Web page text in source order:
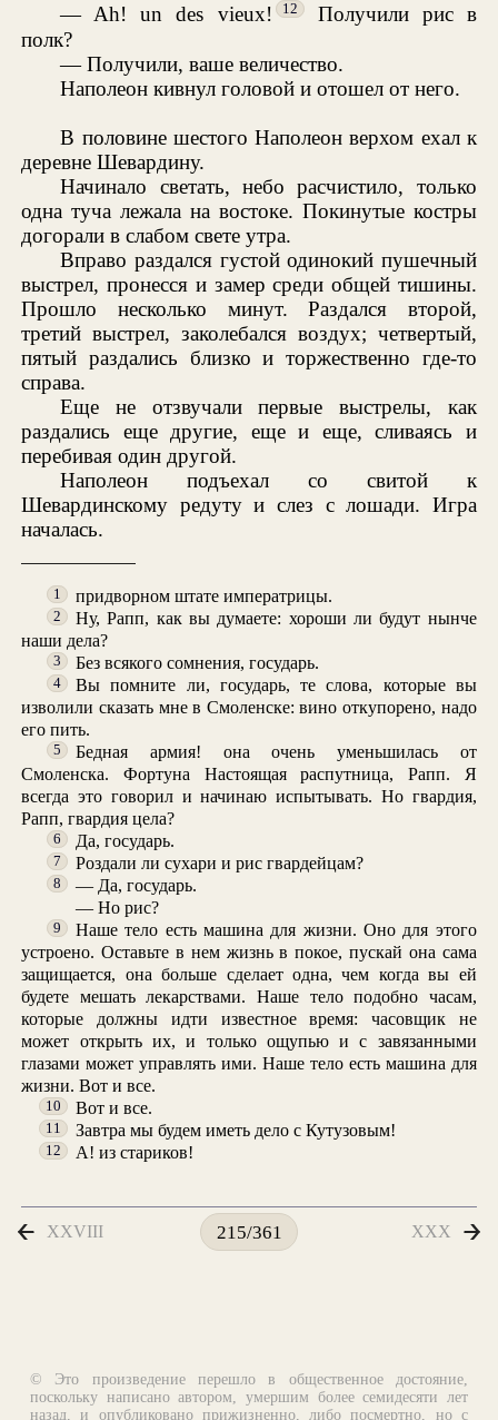
— Ah! un des vieux!
12 Получили рис в
полк?
— Получили, ваше величество.
Наполеон кивнул головой и отошел от него.
В половине шестого Наполеон верхом ехал к
деревне Шевардину.
Начинало светать, небо расчистило, только
одна туча лежала на востоке. Покинутые костры
догорали в слабом свете утра.
Вправо раздался густой одинокий пушечный
выстрел, пронесся и замер среди общей тишины.
Прошло несколько минут. Раздался второй,
третий выстрел, заколебался воздух; четвертый,
пятый раздались близко и торжественно где-то
справа.
Еще не отзвучали первые выстрелы, как
раздались еще другие, еще и еще, сливаясь и
перебивая один другой.
Наполеон подъехал со свитой к
Шевардинскому редуту и слез с лошади. Игра
началась.
1 придворном штате императрицы.
2
Ну, Рапп, как вы думаете: хороши ли будут нынче
наши дела?
3 Без всякого сомнения, государь.
4
Вы помните ли, государь, те слова, которые вы
изволили сказать мне в Смоленске: вино откупорено, надо
его пить.
5
Бедная армия! она очень уменьшилась от
Смоленска. Фортуна Настоящая распутница, Рапп. Я
всегда это говорил и начинаю испытывать. Но гвардия,
Рапп, гвардия цела?
6 Да, государь.
7 Роздали ли сухари и рис гвардейцам?
8
— Да, государь.
— Но рис?
9
Наше тело есть машина для жизни. Оно для этого
устроено. Оставьте в нем жизнь в покое, пускай она сама
защищается, она больше сделает одна, чем когда вы ей
будете мешать лекарствами. Наше тело подобно часам,
которые должны идти известное время: часовщик не
может открыть их, и только ощупью и с завязанными
глазами может управлять ими. Наше тело есть машина для
жизни. Вот и все.
10 Вот и все.
11 Завтра мы будем иметь дело с Кутузовым!
12 А! из стариков!
XXVIII 215/361 XXX
© Это произведение перешло в общественное достояние,
поскольку написано автором, умершим более семидесяти лет
назад, и опубликовано прижизненно, либо посмертно, но с